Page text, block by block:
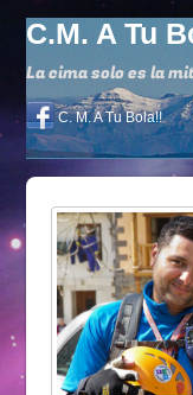
C.M. A Tu
La cima solo es la
C. M. A Tu Bola!!